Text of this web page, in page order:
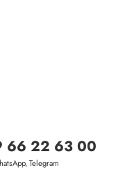
66 22 63 00
Telegram